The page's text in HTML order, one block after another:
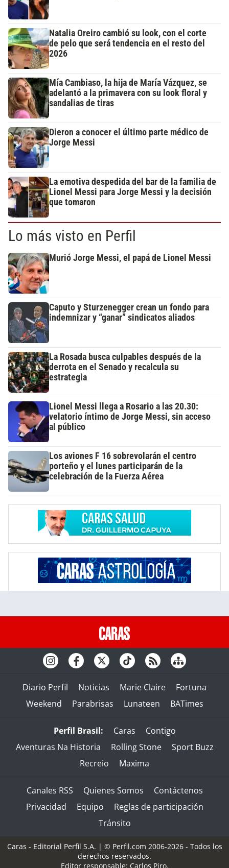
Natalia Oreiro cambió su look, con el corte
de pelo que será tendencia en el resto del
2026
Mía Cambiaso, la hija de María Vázquez, se
adelantó a la primavera con su look floral y
sandalias de tiras
Dieron a conocer el último parte médico de
Jorge Messi
La emotiva despedida del bar de la familia de
Lionel Messi para Jorge Messi y la decisión
que tomaron
Lo más visto en Perfil
Murió Jorge Messi, el papá de Lionel Messi
Caputo y Sturzenegger crean un fondo para
indemnizar y “ganar” sindicatos aliados
La Rosada busca culpables después de la
derrota en el Senado y recalcula su
estrategia
Lionel Messi llega a Rosario a las 20.30:
velatorio íntimo de Jorge Messi, sin acceso
al público
Los aviones F 16 sobrevolarán el centro
porteño y el lunes participarán de la
celebración de la Fuerza Aérea
Diario Perfil Noticias Marie Claire
Fortuna
Weekend
Parabrisas Lunateen BATimes
Perfil Brasil: Caras
Contigo
Aventuras Na Historia
Rolling Stone
Sport Buzz
Recreio
Maxima
Canales RSS Quienes Somos
Contáctenos
Privacidad
Equipo
Reglas de participación
Tránsito
Caras - Editorial Perfil S.A. | © Perfil.com 2006-2026 - Todos los
derechos reservados.
Editor responsable: Carlos Piro.